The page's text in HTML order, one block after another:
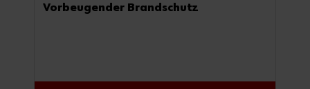
Vorbeugender Brandschutz